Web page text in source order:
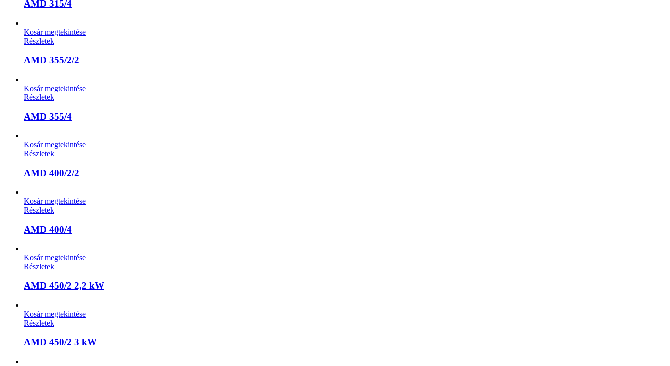
AMD 315/4
Kosár megtekintése
Részletek
AMD 355/2/2
Kosár megtekintése
Részletek
AMD 355/4
Kosár megtekintése
Részletek
AMD 400/2/2
Kosár megtekintése
Részletek
AMD 400/4
Kosár megtekintése
Részletek
AMD 450/2 2,2 kW
Kosár megtekintése
Részletek
AMD 450/2 3 kW